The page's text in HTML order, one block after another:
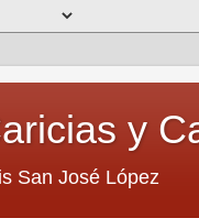
y
San José López